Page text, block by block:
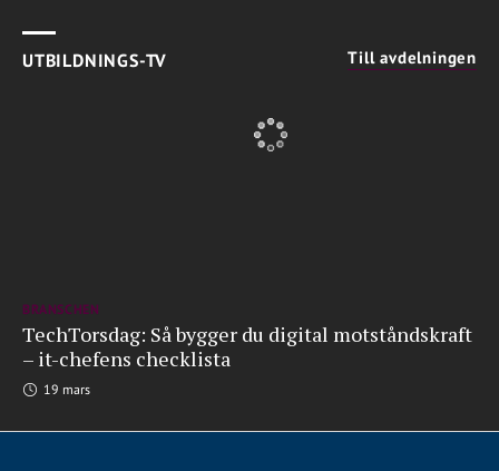
UTBILDNINGS-TV Till avdelningen
BRANSCHEN
TechTorsdag: Så bygger du digital motståndskraft
– it-chefens checklista
19 mars